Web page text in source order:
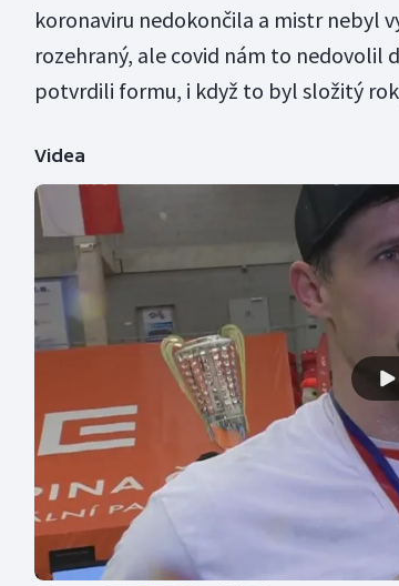
koronaviru nedokončila a mistr nebyl
rozehraný, ale covid nám to nedovolil
potvrdili formu, i když to byl složitý
Videa